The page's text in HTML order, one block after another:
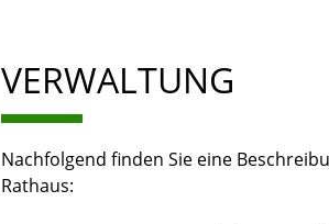
VERWALTUNG
Nachfolgend finden Sie eine
Rathaus: